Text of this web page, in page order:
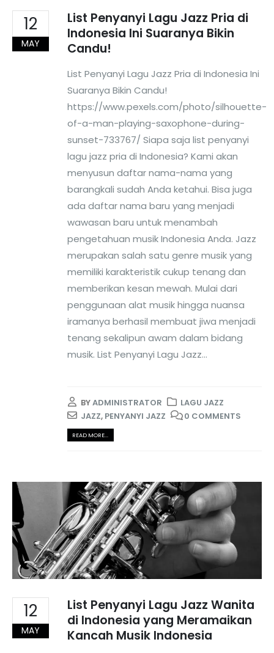
12
MAY
List Penyanyi Lagu Jazz Pria di
Indonesia Ini Suaranya Bikin
Candu!
List Penyanyi Lagu Jazz Pria di Indonesia Ini
Suaranya Bikin Candu!
https://www.pexels.com/photo/silhouette-
of-a-man-playing-saxophone-during-
sunset-733767/ Siapa saja list penyanyi
lagu jazz pria di Indonesia? Kami akan
menyusun daftar nama-nama yang
barangkali sudah Anda ketahui. Bisa juga
ada daftar nama baru yang menjadi
wawasan baru untuk menambah
pengetahuan musik Indonesia Anda. Jazz
merupakan salah satu genre musik yang
memiliki karakteristik cukup tenang dan
memberikan kesan mewah. Mulai dari
penggunaan alat musik hingga nuansa
iramanya berhasil membuat jiwa menjadi
tenang sekalipun awam dalam bidang
musik. List Penyanyi Lagu Jazz...
BYADMINISTRATOR
LAGU JAZZ
JAZZ, PENYANYI JAZZ 0 COMMENTS
READ MORE...
12
MAY
List Penyanyi Lagu Jazz Wanita
di Indonesia yang Meramaikan
Kancah Musik Indonesia